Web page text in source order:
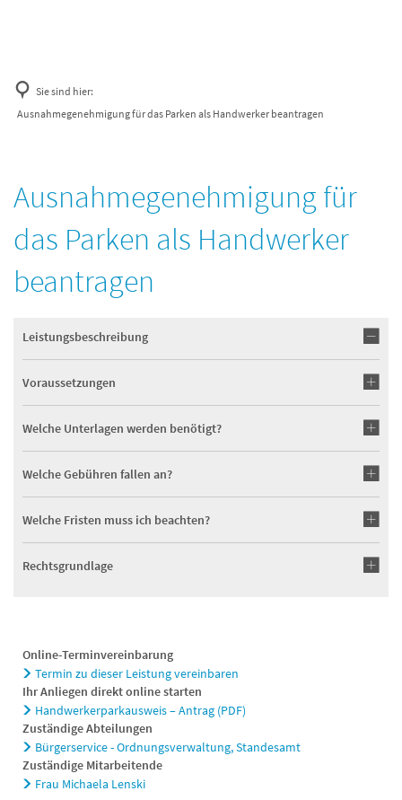
Sie sind hier:
Ausnahmegenehmigung für das Parken als Handwerker beantragen
Ausnahmegenehmigung für
das Parken als Handwerker
beantragen
Leistungsbeschreibung
Voraussetzungen
Welche Unterlagen werden benötigt?
Welche Gebühren fallen an?
Welche Fristen muss ich beachten?
Rechtsgrundlage
Ihr Anliegen direkt online starten
Handwerkerparkausweis – Antrag (PDF)
Online-Terminvereinbarung
Termin zu dieser Leistung vereinbaren
Zuständige Abteilungen
Bürgerservice - Ordnungsverwaltung, Standesamt
Zuständige Mitarbeitende
Frau Michaela Lenski